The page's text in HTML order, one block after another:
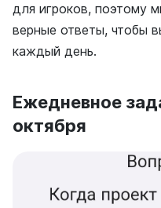
для игроков, поэтому
верные ответы, чтобы
каждый день.
Ежедневное
октября